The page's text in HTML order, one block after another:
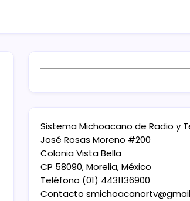
Sistema Michoacano de Radio y
José Rosas Moreno #200
Colonia Vista Bella
CP 58090, Morelia, México
Teléfono (01) 4431136900
Contacto